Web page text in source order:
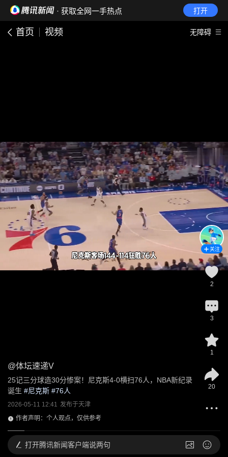
· 获取全网一手热点 打开
首页 视频 无障碍
@体坛速递V
25记三分球造30分惨案！尼克斯4-0横扫76人，NBA新纪录
诞生 #尼克斯 #76人
2026-05-11 12:41 发布于天津
作者声明：个人观点，仅供参考
关注
2
3
1
20
打开腾讯新闻客户端说两句